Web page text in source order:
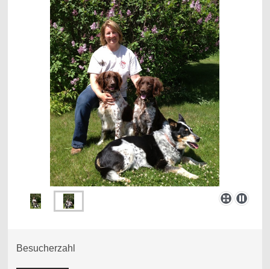
Besucherzahl